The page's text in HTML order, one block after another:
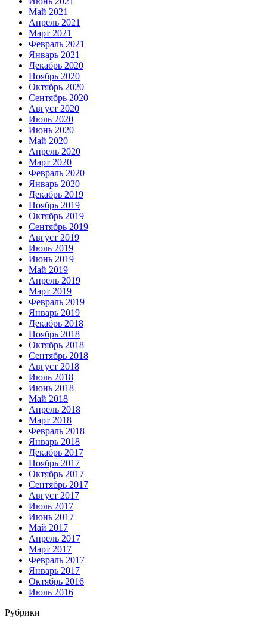
Май 2021
Апрель 2021
Март 2021
Февраль 2021
Январь 2021
Декабрь 2020
Ноябрь 2020
Октябрь 2020
Сентябрь 2020
Август 2020
Июль 2020
Июнь 2020
Май 2020
Апрель 2020
Март 2020
Февраль 2020
Январь 2020
Декабрь 2019
Ноябрь 2019
Октябрь 2019
Сентябрь 2019
Август 2019
Июль 2019
Июнь 2019
Май 2019
Апрель 2019
Март 2019
Февраль 2019
Январь 2019
Декабрь 2018
Ноябрь 2018
Октябрь 2018
Сентябрь 2018
Август 2018
Июль 2018
Июнь 2018
Май 2018
Апрель 2018
Март 2018
Февраль 2018
Январь 2018
Декабрь 2017
Ноябрь 2017
Октябрь 2017
Сентябрь 2017
Август 2017
Июль 2017
Июнь 2017
Май 2017
Апрель 2017
Март 2017
Февраль 2017
Январь 2017
Октябрь 2016
Июль 2016
Рубрики